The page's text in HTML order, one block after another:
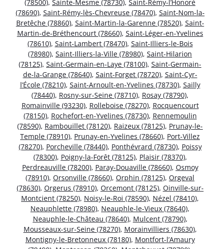
(78500), Sainte-Mesme (78730), Saint-Rémy-l’Honoré
(78690), Saint-Rémy-lès-Chevreuse (78470), Saint-Nom-la-
Bretêche (78860), Saint-Martin-la-Garenne (78520), Saint-
Martin-de-Bréthencourt (78660), Saint-Léger-en-Yvelines
(78610), Saint-Lambert (78470), Saint-Illiers-le-Bois
(78980), Saint-Illiers-la-Ville (78980), Saint-Hilarion
(78125), Saint-Germain-en-Laye (78100), Saint-Germain-
de-la-Grange (78640), Saint-Forget (78720), Saint-Cyr-
l’École (78210), Saint-Arnoult-en-Yvelines (78730), Sailly
(78440), Rosny-sur-Seine (78710), Rosay (78790),
Romainville (93230), Rolleboise (78270), Rocquencourt
(78150), Rochefort-en-Yvelines (78730), Rennemoulin
(78590), Rambouillet (78120), Raizeux (78125), Prunay-le-
Temple (78910), Prunay-en-Yvelines (78660), Port-Villez
(78270), Porcheville (78440), Ponthévrard (78730), Poissy
(78300), Poigny-la-Forêt (78125), Plaisir (78370),
Perdreauville (78200), Paray-Douaville (78660), Osmoy
(78910), Orsonville (78660), Orphin (78125), Orgeval
(78630), Orgerus (78910), Orcemont (78125), Oinville-sur-
Montcient (78250), Noisy-le-Roi (78590), Nézel (78410),
Neauphlette (78980), Neauphle-le-Vieux (78640),
Neauphle-le-Château (78640), Mulcent (78790),
Mousseaux-sur-Seine (78270), Morainvilliers (78630),
Montigny-le-Bretonneux (78180), Montfort-l’Amaury